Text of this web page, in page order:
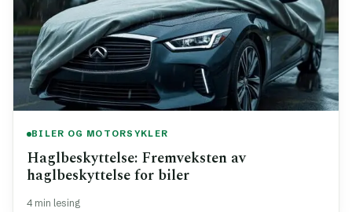
BILER OG MOTORSYKLER
Haglbeskyttelse: Fremveksten av
haglbeskyttelse for biler
4 min lesing